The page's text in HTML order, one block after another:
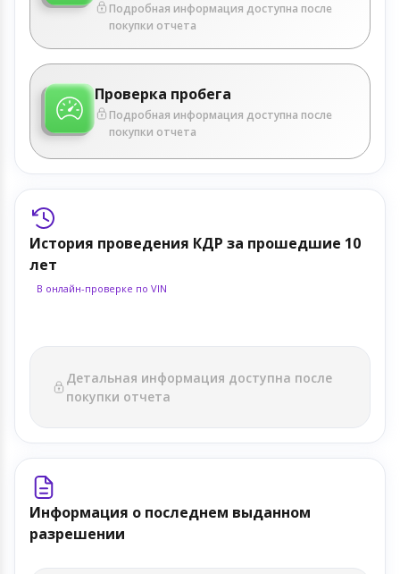
Подробная информация доступна после
покупки отчета
Проверка пробега
Подробная информация доступна после
покупки отчета
История проведения КДР за прошедшие 10
лет
В онлайн-проверке по VIN
Детальная информация доступна после
покупки отчета
Информация о последнем выданном
разрешении